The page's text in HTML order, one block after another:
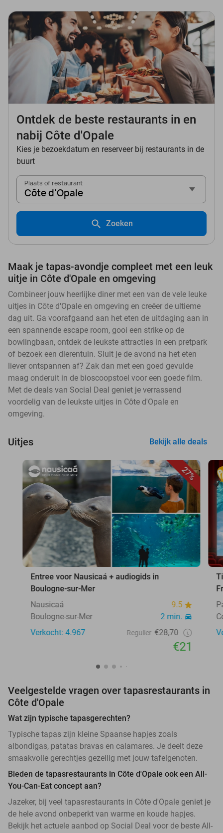
Ontdek de beste restaurants in en
nabij Côte d'Opale
Kies je bezoekdatum en reserveer bij restaurants in de
buurt
Plaats of restaurant
Côte d'Opale
Zoeken
Maak je tapas-avondje compleet met een leuk
uitje in Côte d'Opale en omgeving
Combineer jouw heerlijke diner met een van de vele leuke
uitjes in Côte d'Opale en omgeving en creëer de ultieme
dag uit. Ga voorafgaand aan het eten de uitdaging aan in
een spannende escape room, gooi een strike op de
bowlingbaan, ontdek de leukste attracties in een pretpark
of bezoek een dierentuin. Sluit je de avond na het eten
liever ontspannen af? Zak dan met een goed gevulde
maag onderuit in de bioscoopstoel voor een goede film.
Met de deals van Social Deal geniet je verrassend
voordelig van de leukste uitjes in Côte d'Opale en
omgeving.
Uitjes Bekijk alle deals
27%
Entree voor Nausicaá + audiogids in
Boulogne-sur-Mer
Nausicaá
9.5
Boulogne-sur-Mer
2 min.
Verkocht: 4.967
Regulier €28,70
€21
Veelgestelde vragen over tapasrestaurants in
Côte d'Opale
Wat zijn typische tapasgerechten?
Typische tapas zijn kleine Spaanse hapjes zoals
albondigas, patatas bravas en calamares. Je deelt deze
smaakvolle gerechtjes gezellig met jouw tafelgenoten.
Bieden de tapasrestaurants in Côte d'Opale ook een All-
You-Can-Eat concept aan?
Jazeker, bij veel tapasrestaurants in Côte d'Opale geniet je
de hele avond onbeperkt van warme en koude hapjes.
Bekijk het actuele aanbod op Social Deal voor de beste All-